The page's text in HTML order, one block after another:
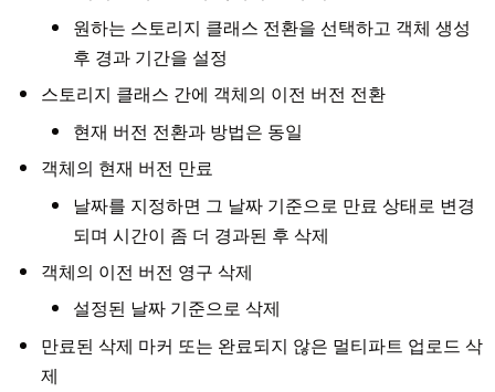
원하는 스토리지 클래스 전환을 선택하고 객체 생성
후 경과 기간을 설정
스토리지 클래스 간에 객체의 이전 버전 전환
현재 버전 전환과 방법은 동일
객체의 현재 버전 만료
날짜를 지정하면 그 날짜 기준으로 만료 상태로 변경
되며 시간이 좀 더 경과된 후 삭제
객체의 이전 버전 영구 삭제
설정된 날짜 기준으로 삭제
만료된 삭제 마커 또는 완료되지 않은 멀티파트 업로드 삭
제